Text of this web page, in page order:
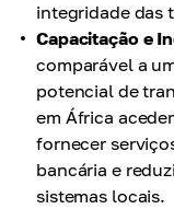
integridade das
Capacitação e
comparável a
potencial de
em África
fornecer
bancária e
sistemas locais.